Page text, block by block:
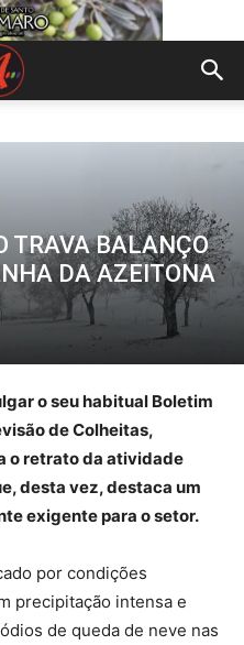
TRAVA BALANÇO
DA AZEITONA
o seu habitual Boletim
de Colheitas,
o retrato da atividade
desta vez, destaca um
exigente para o setor.
por condições
precipitação intensa e
de queda de neve nas